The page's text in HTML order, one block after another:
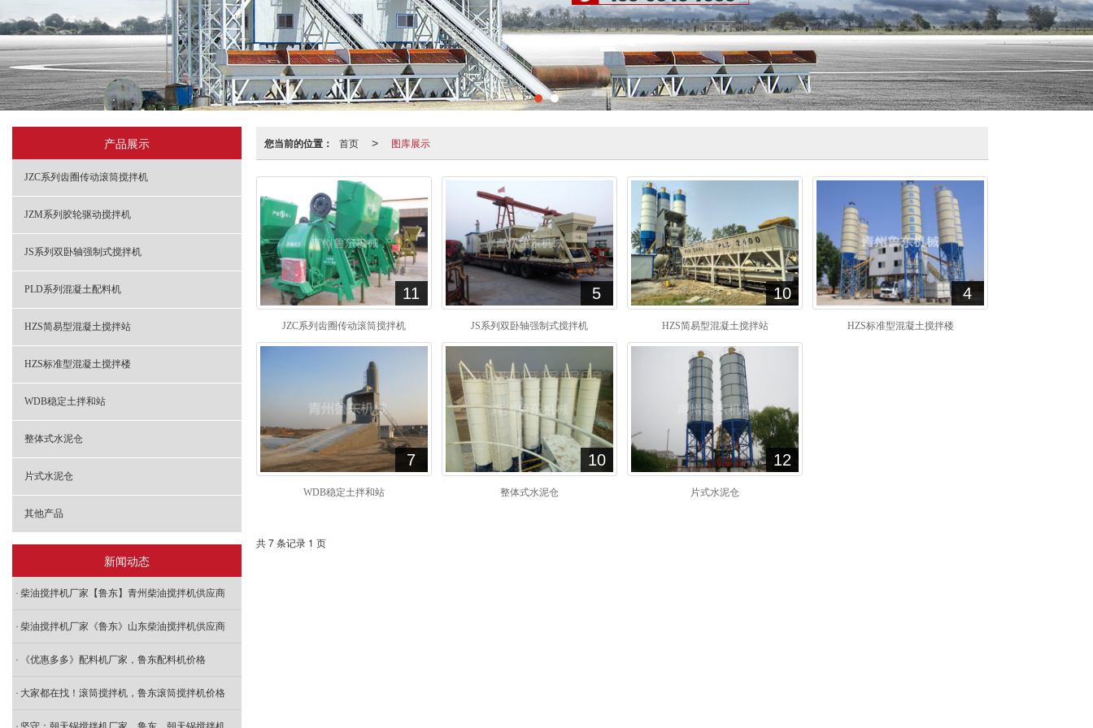
您当前的位置： 首页 > 图库展示
11
JZC系列齿圈传动滚筒搅拌机
5
JS系列双卧轴强制式搅拌机
10
HZS简易型混凝土搅拌站
4
HZS标准型混凝土搅拌楼
7
WDB稳定土拌和站
10
整体式水泥仓
12
片式水泥仓
共 7 条记录 1 页
产品展示
JZC系列齿圈传动滚筒搅拌机
JZM系列胶轮驱动搅拌机
JS系列双卧轴强制式搅拌机
PLD系列混凝土配料机
HZS简易型混凝土搅拌站
HZS标准型混凝土搅拌楼
WDB稳定土拌和站
整体式水泥仓
片式水泥仓
其他产品
新闻动态
柴油搅拌机厂家【鲁东】青州柴油搅拌机供应商
柴油搅拌机厂家《鲁东》山东柴油搅拌机供应商
《优惠多多》配料机厂家，鲁东配料机价格
大家都在找！滚筒搅拌机，鲁东滚筒搅拌机价格